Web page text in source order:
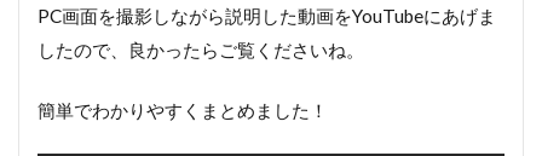
PC画面を撮影しながら説明した動画をYouTubeにあげま
したので、良かったらご覧くださいね。
簡単でわかりやすくまとめました！